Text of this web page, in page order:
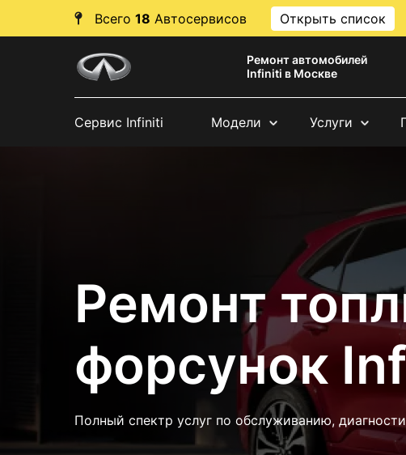
Всего 18 Автосервисов Открыть список
Ремонт автомобилей
Infiniti в Москве
Сервис Infiniti Модели Услуги
Ремонт
форсунок
Полный спектр услуг по обслуживанию,